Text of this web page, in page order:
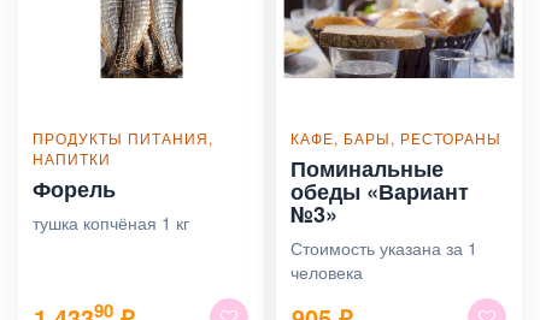
ПРОДУКТЫ ПИТАНИЯ,
НАПИТКИ
Форель
тушка копчёная 1 кг
90
КАФЕ, БАРЫ, РЕСТОРАНЫ
Поминальные
обеды «Вариант
№3»
Стоимость указана за 1
человека